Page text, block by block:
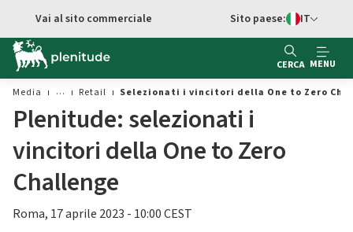
Vai al contenuto principale
Vai al sito commerciale
Switch di
Sito paese: IT
CERCA MENU
Media Retail Selezionati i vincitori della One to Zero
Plenitude: selezionati i
vincitori della One to Zero
Challenge
Roma, 17 aprile 2023 - 10:00 CEST